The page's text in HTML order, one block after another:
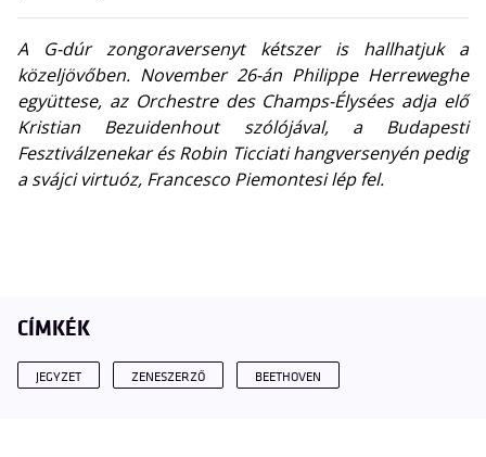
A G-dúr zongoraversenyt kétszer is hallhatjuk a
közeljövőben. November 26-án Philippe Herreweghe
együttese, az Orchestre des Champs-Élysées adja elő
Kristian Bezuidenhout szólójával, a Budapesti
Fesztiválzenekar és Robin Ticciati hangversenyén pedig
a svájci virtuóz, Francesco Piemontesi lép fel.
CÍMKÉK
JEGYZET ZENESZERZŐ BEETHOVEN